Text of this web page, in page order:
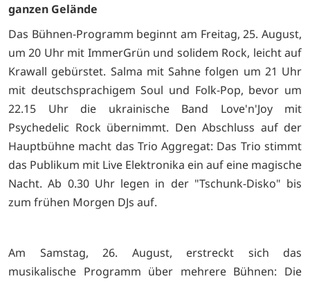
ganzen Gelände
Das Bühnen-Programm beginnt am Freitag, 25. August,
um 20 Uhr mit ImmerGrün und solidem Rock, leicht auf
Krawall gebürstet. Salma mit Sahne folgen um 21 Uhr
mit deutschsprachigem Soul und Folk-Pop, bevor um
22.15 Uhr die ukrainische Band Love'n'Joy mit
Psychedelic Rock übernimmt. Den Abschluss auf der
Hauptbühne macht das Trio Aggregat: Das Trio stimmt
das Publikum mit Live Elektronika ein auf eine magische
Nacht. Ab 0.30 Uhr legen in der "Tschunk-Disko" bis
zum frühen Morgen DJs auf.
Am Samstag, 26. August, erstreckt sich das
musikalische Programm über mehrere Bühnen: Die